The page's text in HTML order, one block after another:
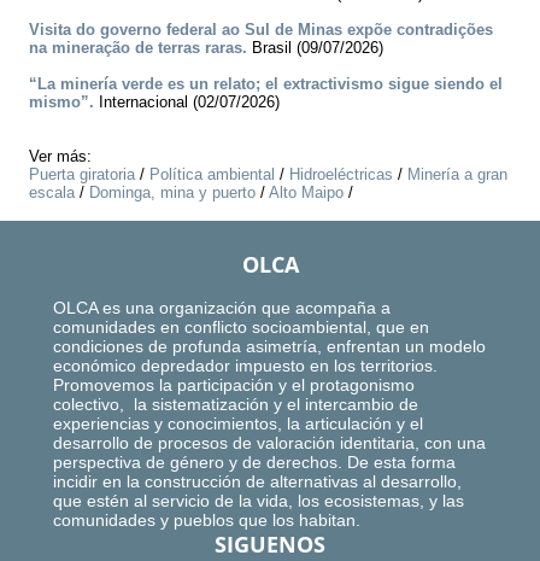
Visita do governo federal ao Sul de Minas expõe contradições
na mineração de terras raras. Brasil (09/07/2026)
“La minería verde es un relato; el extractivismo sigue siendo el
mismo”. Internacional (02/07/2026)
Ver más:
Puerta giratoria/ Política ambiental / Hidroeléctricas / Minería a gran
escala/ Dominga, mina y puerto / Alto Maipo /
OLCA
OLCA es una organización que acompaña a
comunidades en conflicto socioambiental, que en
condiciones de profunda asimetría, enfrentan un modelo
económico depredador impuesto en los territorios.
Promovemos la participación y el protagonismo
colectivo, la sistematización y el intercambio de
experiencias y conocimientos, la articulación y el
desarrollo de procesos de valoración identitaria, con una
perspectiva de género y de derechos. De esta forma
incidir en la construcción de alternativas al desarrollo,
que estén al servicio de la vida, los ecosistemas, y las
comunidades y pueblos que los habitan.
SIGUENOS